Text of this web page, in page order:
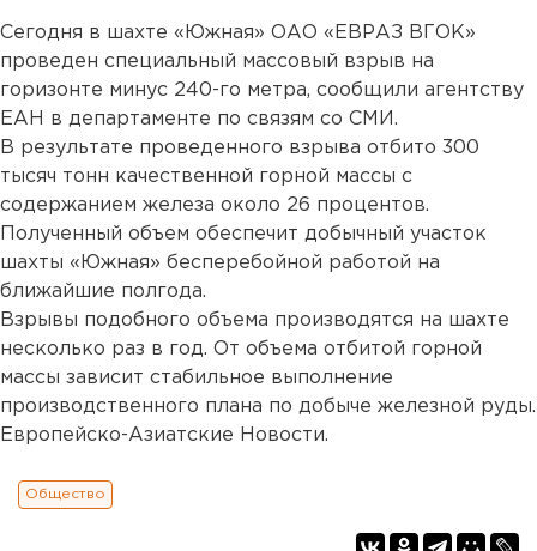
Сегодня в шахте «Южная» ОАО «ЕВРАЗ ВГОК»
проведен специальный массовый взрыв на
горизонте минус 240-го метра, сообщили агентству
ЕАН в департаменте по связям со СМИ.
В результате проведенного взрыва отбито 300
тысяч тонн качественной горной массы с
содержанием железа около 26 процентов.
Полученный объем обеспечит добычный участок
шахты «Южная» бесперебойной работой на
ближайшие полгода.
Взрывы подобного объема производятся на шахте
несколько раз в год. От объема отбитой горной
массы зависит стабильное выполнение
производственного плана по добыче железной руды.
Европейско-Азиатские Новости.
Общество